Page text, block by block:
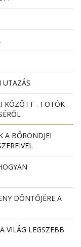
UTAZÁS
KÖZÖTT - FOTÓK
A BŐRÖNDJEI
DÖNTŐJÉRE A
VILÁG LEGSZEBB